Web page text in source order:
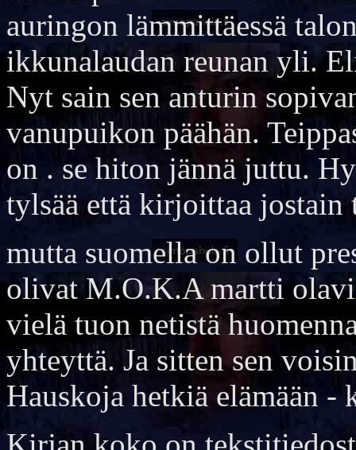
auringon lämmittäessä
ikkunalaudan reunan yli.
Nyt sain sen anturin
vanupuikon päähän.
on . se hiton jännä juttu.
tylsää että kirjoittaa jostain
mutta suomella on ollut
olivat M.O.K.A martti olavi
vielä tuon netistä
yhteyttä. Ja sitten sen
Hauskoja hetkiä elämään -